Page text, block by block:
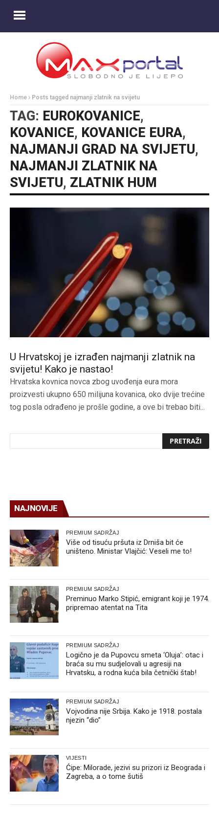
Home Posts tagged najmanji zlatnik na svijetu
TAG: EUROKOVANICE,
KOVANICE, KOVANICE EURA,
NAJMANJI GRAD NA SVIJETU,
NAJMANJI ZLATNIK NA
SVIJETU, ZLATNIK HUM
U Hrvatskoj je izrađen najmanji zlatnik na
svijetu! Kako je nastao!
Hrvatska kovnica novca zbog uvođenja eura mora
proizvesti ukupno 650 milijuna kovanica, oko dvije trećine
tog posla odrađeno je prošle godine, a ove bi trebao biti...
NAJNOVIJE
PREMIUM SADRŽAJ
Više od tisuću pršuta iz Drniša bit će
uništeno. Ministar Vlajčić: Veseli me to!
PREMIUM SADRŽAJ
Preminuo Marko Stipić, emigrant koji je 1974.
pripremao atentat na Tita
PREMIUM SADRŽAJ
Logično je da Pupovcu smeta ‘Oluja’: otac i
braća su mu sudjelovali u agresiji na
Hrvatsku, a rodna kuća bila četnički štab!
PREMIUM SADRŽAJ
Vojvodina nije Srbija. Kako je 1918. postala
njezin “dio”
VIJESTI
Ćipe: Milorade, jezivi su prizori iz Beograda i
Zagreba, a o tome šutiš